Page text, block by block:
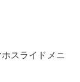
スライドメニ